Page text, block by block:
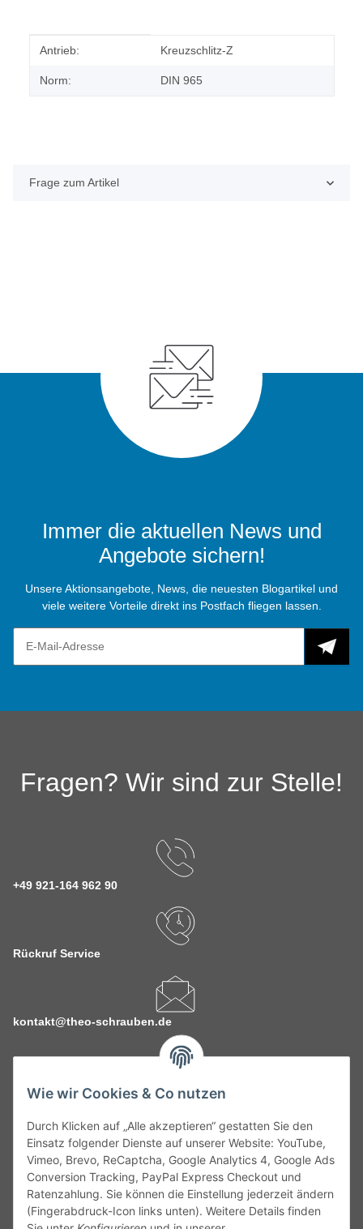
Wie wir Cookies & Co nutzen
Durch Klicken auf „Alle akzeptieren“ gestatten Sie den
Einsatz folgender Dienste auf unserer Website: YouTube,
Vimeo, Brevo, ReCaptcha, Google Analytics 4, Google Ads
Conversion Tracking, PayPal Express Checkout und
Ratenzahlung. Sie können die Einstellung jederzeit ändern
(Fingerabdruck-Icon links unten). Weitere Details finden
Produkteigenschaft
Wert
Antrieb: Kreuzschlitz-Z
Norm: DIN 965
Frage zum Artikel
Immer die aktuellen News und
Angebote sichern!
Unsere Aktionsangebote, News, die neuesten Blogartikel und
viele weitere Vorteile direkt ins Postfach fliegen lassen.
Fragen? Wir sind zur Stelle!
+49 921-164 962 90
Rückruf Service
kontakt@theo-schrauben.de
Service
Gesetzliche Informationen
Alle technischen Angaben ohne Gewähr. Irrtümer und fehlerhafte